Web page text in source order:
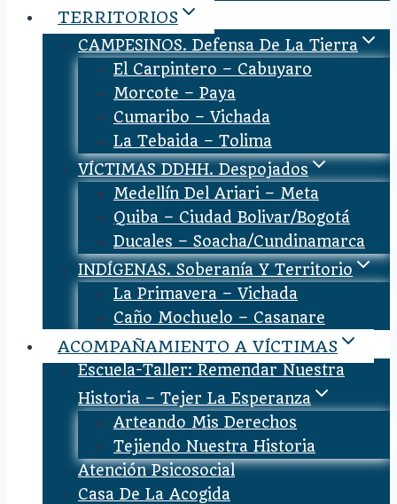
TERRITORIOS
CAMPESINOS. Defensa De La Tierra
El Carpintero – Cabuyaro
Morcote – Paya
Cumaribo – Vichada
La Tebaida – Tolima
VÍCTIMAS DDHH. Despojados
Medellín Del Ariari – Meta
Quiba – Ciudad Bolivar/Bogotá
Ducales – Soacha/Cundinamarca
INDÍGENAS. Soberanía Y Territorio
La Primavera – Vichada
Caño Mochuelo – Casanare
ACOMPAÑAMIENTO A VÍCTIMAS
Escuela-Taller: Remendar Nuestra
Historia – Tejer La Esperanza
Arteando Mis Derechos
Tejiendo Nuestra Historia
Atención Psicosocial
Casa De La Acogida